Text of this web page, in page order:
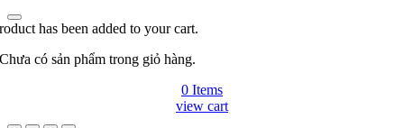
has been added to your cart.
Chưa có sản phẩm trong giỏ hàng.
0 Items
view cart